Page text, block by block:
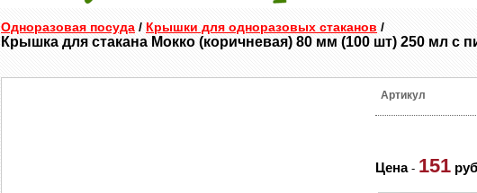
Одноразовая посуда / Крышки для одноразовых стаканов /
Крышка для стакана Мокко (коричневая) 80 мм (100 шт) 250 мл с
Артикул
Цена- 151